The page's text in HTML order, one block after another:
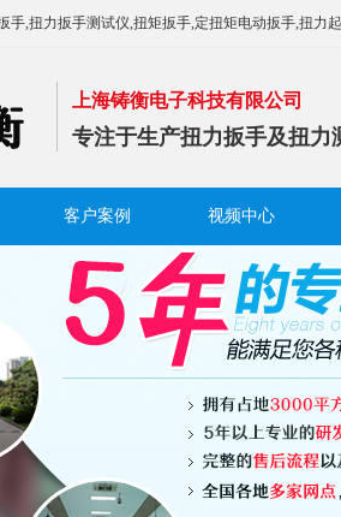
手,扭力扳手测试仪,扭矩扳手,定扭矩电动扳手,扭力
上海铸衡电子科技有限公司
专注于生产扭力扳手及扭力
客户案例 视频中心